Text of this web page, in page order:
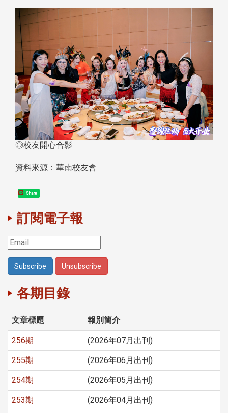
◎校友開心合影
資料來源：華南校友會
Share
訂閱電子報
各期目錄
文章標題 報別簡介
256期 (2026年07月出刊)
255期 (2026年06月出刊)
254期 (2026年05月出刊)
253期 (2026年04月出刊)